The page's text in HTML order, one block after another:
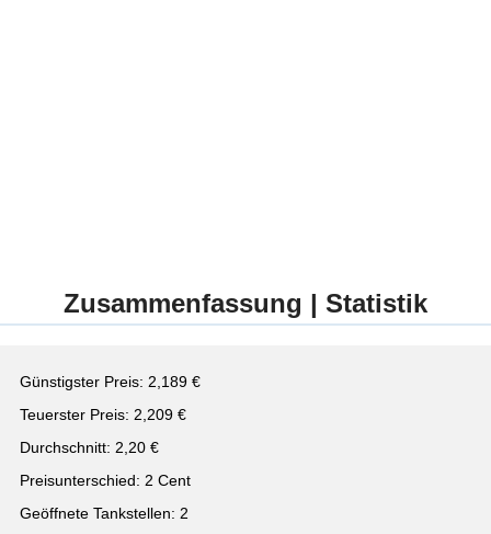
Zusammenfassung | Statistik
Günstigster Preis: 2,189 €
Teuerster Preis: 2,209 €
Durchschnitt: 2,20 €
Preisunterschied: 2 Cent
Geöffnete Tankstellen: 2